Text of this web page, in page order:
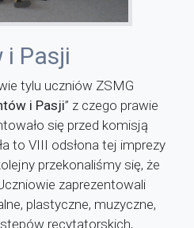
i Pasji
tylu uczniów ZSMG
i Pasji” z czego prawie
się przed komisją
to VIII odsłona tej imprezy
przekonaliśmy się, że
zaprezentowali
plastyczne, muzyczne,
recytatorskich,